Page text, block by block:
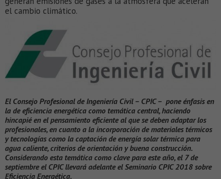
el cambio climático.
El Consejo Profesional de Ingeniería Civil – CPIC – pone énfasis en
la de eficiencia energética como temática central, haciendo
hincapié en el pensamiento eficiente al que se deben adaptar los
profesionales, en cuanto a la incorporación de materiales térmicos
y tecnologías como la captación de energía solar térmica para
agua caliente, criterios de orientación y buena construcción.
Considerando esta temática como clave para este año, el 7 de
septiembre el CPIC llevará adelante el Seminario CPIC 2018 sobre
Eficiencia Energética.